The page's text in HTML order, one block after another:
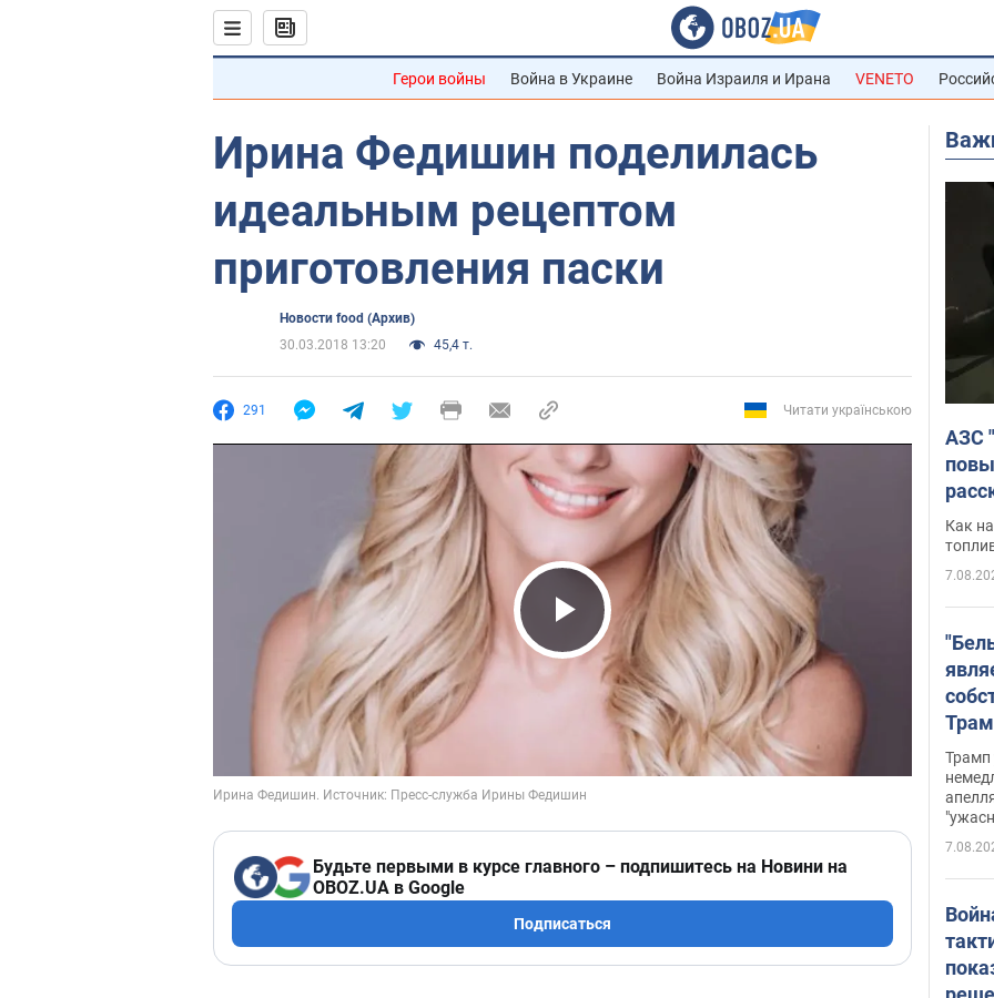
Герои войны Война в Украине Война Израиля и Ирана VENETO
Ирина Федишин поделилась
идеальным рецептом
приготовления паски
Новости food (Архив)
30.03.2018 13:20
45,4 т.
291 Читати українською
Play Video
Будьте первыми в курсе главного – подпишитесь на Новини на
OBOZ.UA в Google
Подписаться
АЗС
Как
Трамп